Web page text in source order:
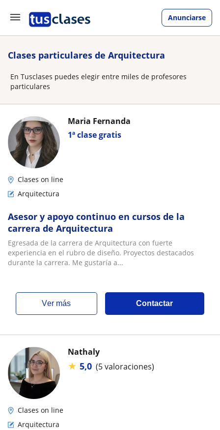
Anunciarse
Clases particulares de Arquitectura
En Tusclases puedes elegir entre miles de profesores
particulares
1ª clase gratis
Maria Fernanda
Clases on line
Arquitectura
Asesor y apoyo continuo en cursos de la
carrera de Arquitectura
Egresada de la carrera de Arquitectura con fuerte
experiencia en el rubro de diseño. Proyectos destacados
durante la carrera. Me gustaría a...
ver más Contactar
Nathaly
★ 5,0 (5 valoraciones)
Clases on line
Arquitectura